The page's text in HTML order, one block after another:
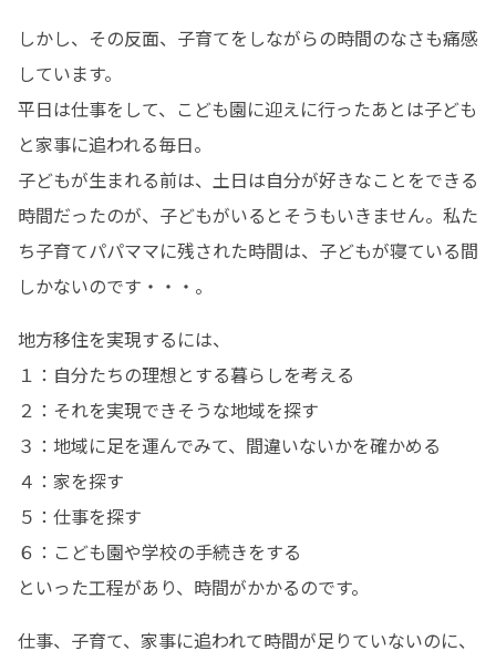
しかし、その反面、子育てをしながらの時間のなさも痛感
しています。
平日は仕事をして、こども園に迎えに行ったあとは子ども
と家事に追われる毎日。
子どもが生まれる前は、土日は自分が好きなことをできる
時間だったのが、子どもがいるとそうもいきません。私た
ち子育てパパママに残された時間は、子どもが寝ている間
しかないのです・・・。
地方移住を実現するには、
１：自分たちの理想とする暮らしを考える
２：それを実現できそうな地域を探す
３：地域に足を運んでみて、間違いないかを確かめる
４：家を探す
５：仕事を探す
６：こども園や学校の手続きをする
といった工程があり、時間がかかるのです。
仕事、子育て、家事に追われて時間が足りていないのに、